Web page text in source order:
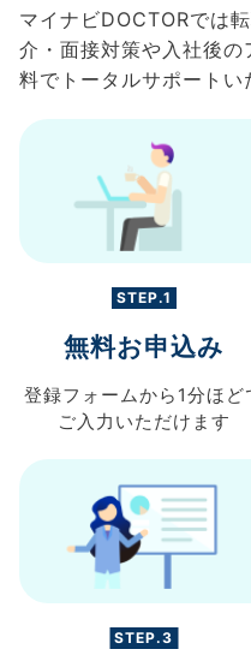
マイナビDOCTORでは
介・面接対策や入社後
料でトータルサポートい
STEP.1
無料お申込み
登録フォームから 1分ほど
ご入力 いただけます
STEP.3